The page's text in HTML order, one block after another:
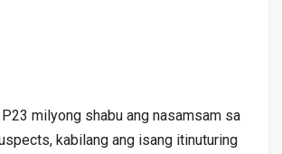
milyong shabu ang nasamsam sa
kabilang ang isang itinuturing